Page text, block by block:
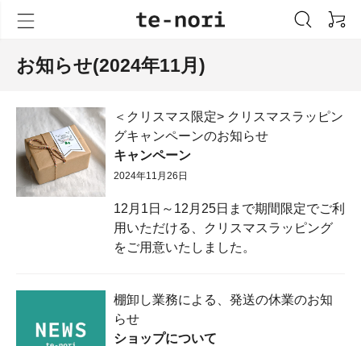
お知らせ(2024年11月)
＜クリスマス限定> クリスマスラッピン
グキャンペーンのお知らせ
キャンペーン
2024年11月26日
12月1日～12月25日まで期間限定でご利
用いただける、クリスマスラッピング
をご用意いたしました。
棚卸し業務による、発送の休業のお知
らせ
ショップについて